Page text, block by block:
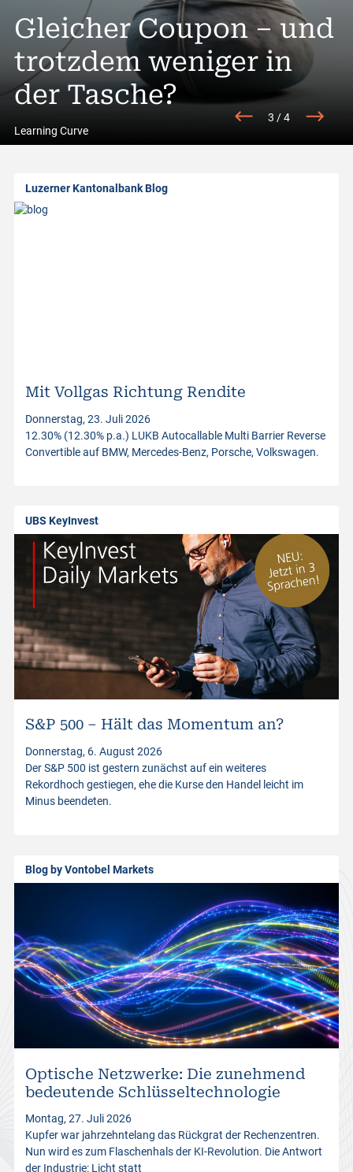
A
l
a
o
s
m
e
n
o
d
u
Rendite entsteht
im Detail
Gleicher Coupon – und
trotzdem weniger in
der Tasche?
Learning Curve
Idee»: Lonza
ist (doch) gut
3 /4
Luzerner Kantonalbank Blog
Mit Vollgas Richtung Rendite
Donnerstag, 23. Juli 2026
12.30% (12.30% p.a.) LUKB Autocallable Multi Barrier Reverse
Convertible auf BMW, Mercedes-Benz, Porsche, Volkswagen.
UBS KeyInvest
S&P 500 – Hält das Momentum an?
Donnerstag, 6. August 2026
Der S&P 500 ist gestern zunächst auf ein weiteres
Rekordhoch gestiegen, ehe die Kurse den Handel leicht im
Minus beendeten.
Blog by Vontobel Markets
Optische Netzwerke: Die zunehmend
bedeutende Schlüsseltechnologie
Montag, 27. Juli 2026
Kupfer war jahrzehntelang das Rückgrat der Rechenzentren.
Nun wird es zum Flaschenhals der KI-Revolution. Die Antwort
der Industrie: Licht statt